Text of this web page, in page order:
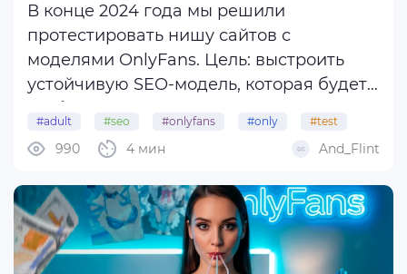
В конце 2024 года мы решили
протестировать нишу сайтов с
моделями OnlyFans. Цель: выстроить
устойчивую SEO-модель, которая будет
Для чистоты эксперимента мы
запустили два сайта с разными
стратегиями, чтобы проверить, как
поведение поисковика ...
#adult #seo #onlyfans #only #test
4 мин
990 And_Flint